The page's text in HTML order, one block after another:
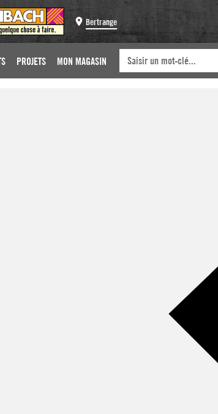
Bertrange
PROJETS MON MAGASIN